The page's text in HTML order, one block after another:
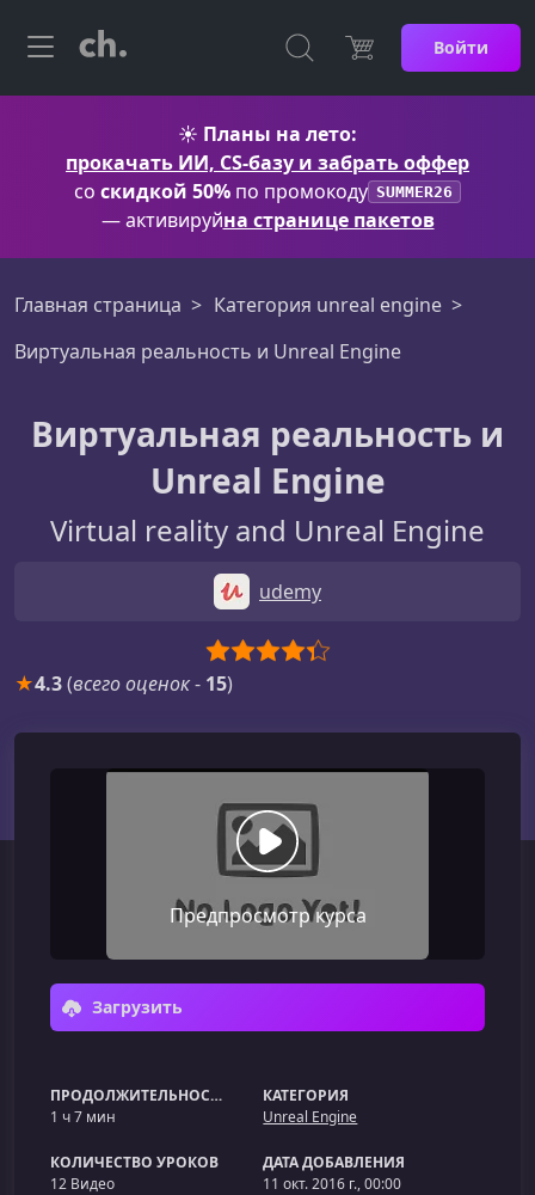
Войти
☀️ Планы на лето:
прокачать ИИ, CS-базу и забрать оффер
со скидкой 50% по промокоду SUMMER26
— активируйна странице пакетов
Главная страница
Категория unreal engine
Виртуальная реальность и Unreal Engine
Виртуальная реальность и
Unreal Engine
Virtual reality and Unreal Engine
udemy
★4.3(всего оценок- 15)
Предпросмотр курса
Загрузить
ПРОДОЛЖИТЕЛЬНОСТЬ
1 ч 7 мин
КАТЕГОРИЯ
Unreal Engine
КОЛИЧЕСТВО УРОКОВ
12 Видео
ДАТА ДОБАВЛЕНИЯ
11 окт. 2016 г., 00:00